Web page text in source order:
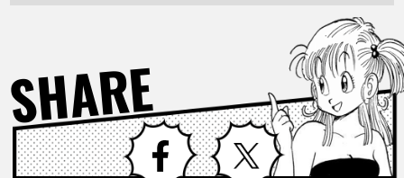
SHARE Facebook X